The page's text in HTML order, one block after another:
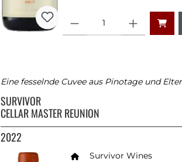
Eine fesselnde Cuvee aus Pinotage und
SURVIVOR
CELLAR MASTER REUNION
2022
Survivor Wines